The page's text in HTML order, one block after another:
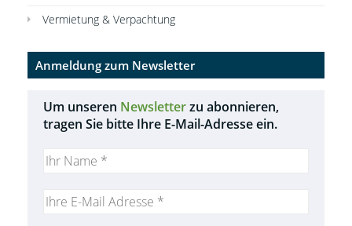
Vermietung & Verpachtung
Anmeldung zum Newsletter
Um unseren Newsletterzu abonnieren,
tragen Sie bitte Ihre E-Mail-Adresse ein.